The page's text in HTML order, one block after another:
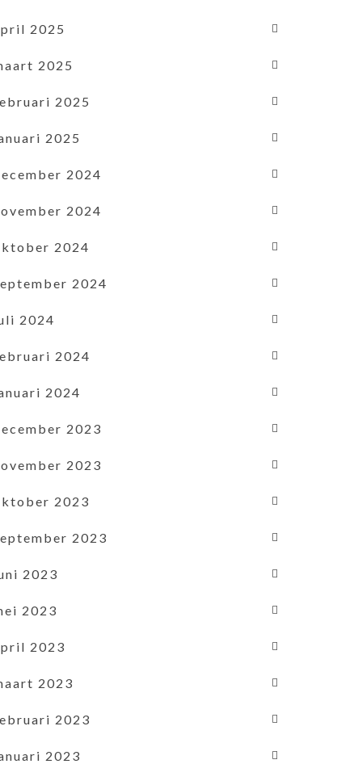
2025
2025
2025
2025
2024
2024
2024
2024
2024
2024
2024
2023
2023
2023
2023
2023
2023
2023
2023
2023
2023